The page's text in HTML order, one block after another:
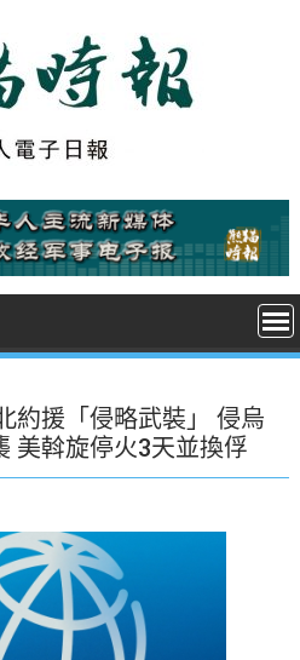
約援「侵略武裝」 侵烏
美斡旋停火3天並換俘